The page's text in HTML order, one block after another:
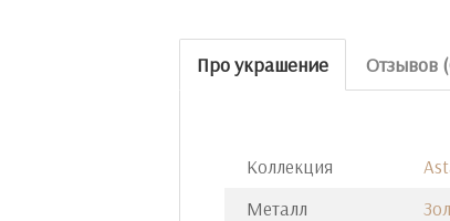
Про украшение Отзывов
Коллекция
Металл